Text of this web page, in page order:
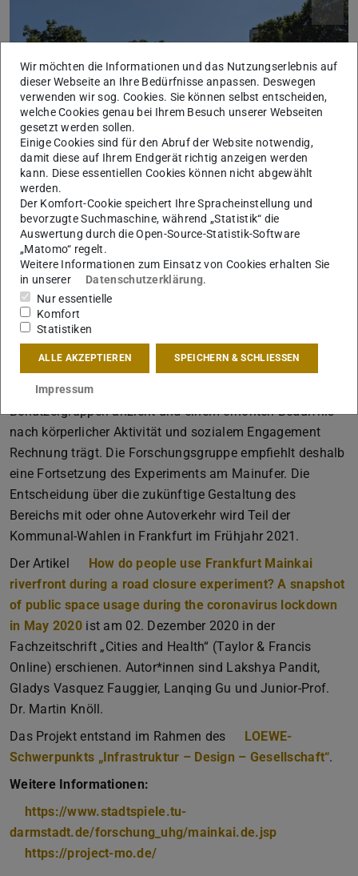
Die Mainkai-Straße während des Experiments.
Die Studie legt nahe, dass insbesondere unter dem
Eindruck einer anhaltenden Coronavirus-Pandemie die
(vorübergehende) Sperrung von Straßen für den
Autoverkehr ein Schlüsselelement für die Qualifizierung
des öffentlichen Raums ist, das verschiedene
Benutzergruppen anzieht und einem erhöhten Bedürfnis
nach körperlicher Aktivität und sozialem Engagement
Rechnung trägt. Die Forschungsgruppe empfiehlt deshalb
eine Fortsetzung des Experiments am Mainufer. Die
Entscheidung über die zukünftige Gestaltung des
Bereichs mit oder ohne Autoverkehr wird Teil der
Kommunal-Wahlen in Frankfurt im Frühjahr 2021.
Der Artikel
How do people use Frankfurt Mainkai
riverfront during a road closure experiment? A snapshot
of public space usage during the coronavirus lockdown
in May 2020 ist am 02. Dezember 2020 in der
Fachzeitschrift „Cities and Health“ (Taylor & Francis
Online) erschienen. Autor*innen sind Lakshya Pandit,
Gladys Vasquez Fauggier, Lanqing Gu und Junior-Prof.
Dr. Martin Knöll.
Das Projekt entstand im Rahmen des
LOEWE-
Schwerpunkts „Infrastruktur – Design – Gesellschaft“.
Weitere Informationen:
https://www.stadtspiele.tu-
darmstadt.de/forschung_uhg/mainkai.de.jsp
https://project-mo.de/
Wir möchten die Informationen und das Nutzungserlebnis auf
dieser Webseite an Ihre Bedürfnisse anpassen. Deswegen
verwenden wir sog. Cookies. Sie können selbst entscheiden,
welche Cookies genau bei Ihrem Besuch unserer Webseiten
gesetzt werden sollen.
Einige Cookies sind für den Abruf der Website notwendig,
damit diese auf Ihrem Endgerät richtig anzeigen werden
kann. Diese essentiellen Cookies können nicht abgewählt
werden.
Der Komfort-Cookie speichert Ihre Spracheinstellung und
bevorzugte Suchmaschine, während „Statistik“ die
Auswertung durch die Open-Source-Statistik-Software
„Matomo“ regelt.
Weitere Informationen zum Einsatz von Cookies erhalten Sie
in unserer
Datenschutzerklärung.
Nur essentielle
Komfort
Statistiken
ALLE AKZEPTIEREN SPEICHERN & SCHLIESSEN
Impressum